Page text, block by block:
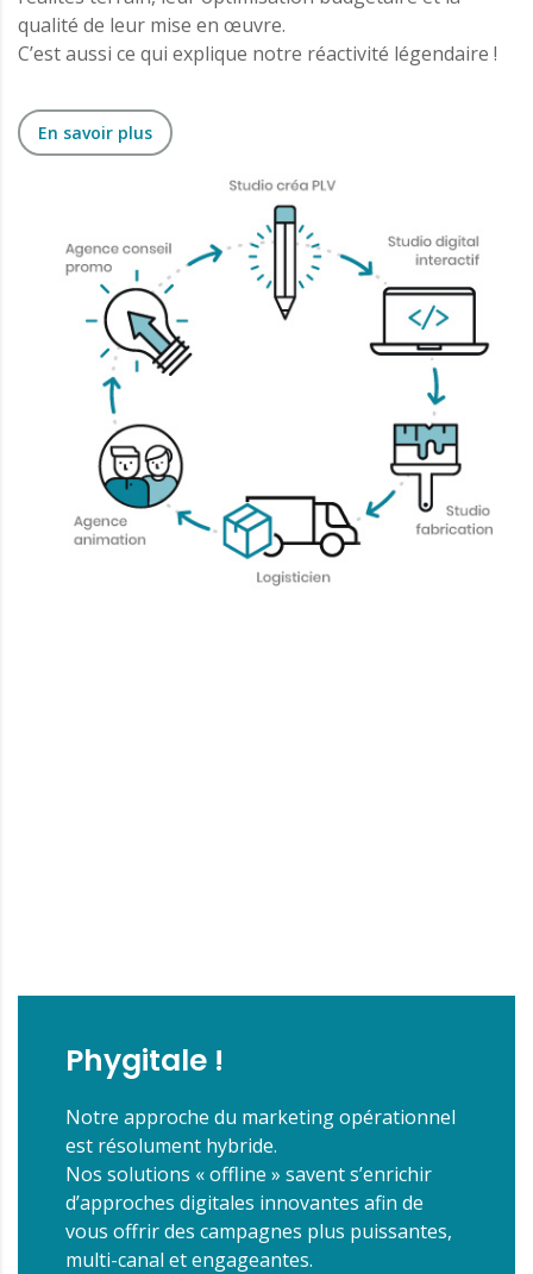
qualité de leur mise en œuvre.
C’est aussi ce qui explique notre réactivité légendaire !
En savoir plus
Phygitale !
Notre approche du marketing opérationnel
est résolument hybride.
Nos solutions « offline » savent s’enrichir
d’approches digitales innovantes afin de
vous offrir des campagnes plus puissantes,
multi-canal et engageantes.